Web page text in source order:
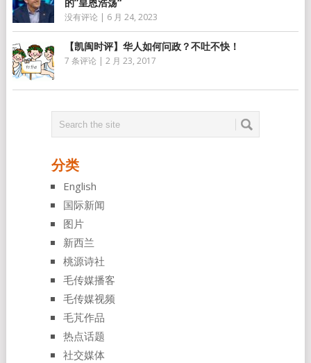
没有评论 | 6 月 24, 2023
【凯闽时评】华人如何问政？不吐不快！
7 条评论 | 2 月 23, 2017
分类
English
国际新闻
图片
新西兰
桃源诗社
毛传媒播客
毛传媒视频
毛芃作品
热点话题
社交媒体